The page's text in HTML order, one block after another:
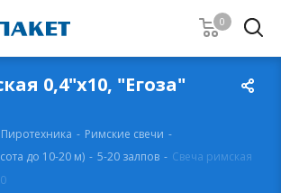
0
0,4"х10, "Егоза"
Пиротехника - Римские свечи -
до 10-20 м) - 5-20 залпов - Свеча римская